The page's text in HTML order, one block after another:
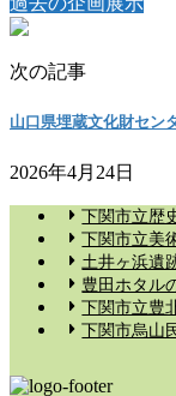
次の記事
山口県埋蔵文化財セン
2026年4月24日
下関市立歴
下関市立美
土井ヶ浜遺
豊田ホタル
下関市立豊
下関市烏山